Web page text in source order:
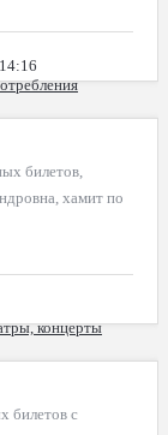
билетов,
хамит по
концерты
билетов с